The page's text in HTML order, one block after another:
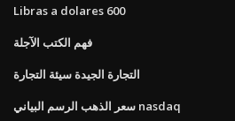
Libras a dolares 600
فهم الكتب الآجلة
التجارة الجيدة سيئة التجارة
سعر الذهب الرسم البياني nasdaq